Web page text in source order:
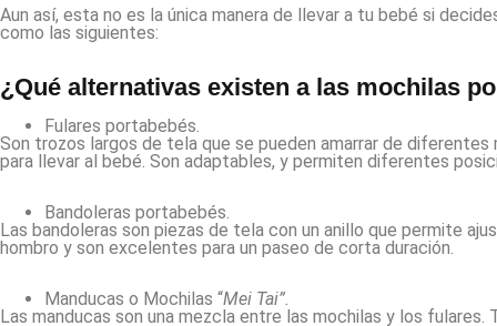
Aun así, esta no es la única manera de llevar a tu bebé si
como las siguientes:
¿Qué alternativas existen a las mochilas
Fulares portabebés.
Son trozos largos de tela que se pueden amarrar de
para llevar al bebé. Son adaptables, y permiten diferentes
Bandoleras portabebés.
Las bandoleras son piezas de tela con un anillo que permite
hombro y son excelentes para un paseo de corta duración.
Manducas o Mochilas “Mei Tai”.
Las manducas son una mezcla entre las mochilas y los fulares.